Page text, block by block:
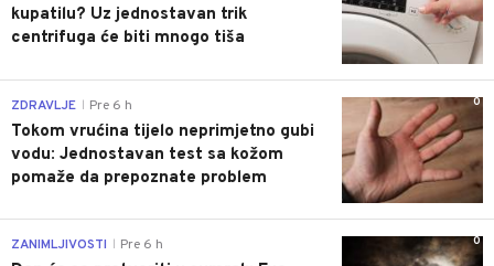
kupatilu? Uz jednostavan trik
centrifuga će biti mnogo tiša
0
ZDRAVLJE Pre 6 h
Tokom vrućina tijelo neprimjetno gubi
vodu: Jednostavan test sa kožom
pomaže da prepoznate problem
0
ZANIMLJIVOSTI Pre 6 h